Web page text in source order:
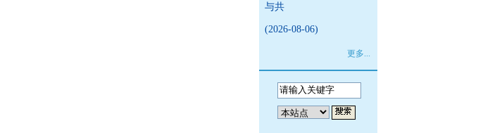
与共
(2026-08-06)
更多...